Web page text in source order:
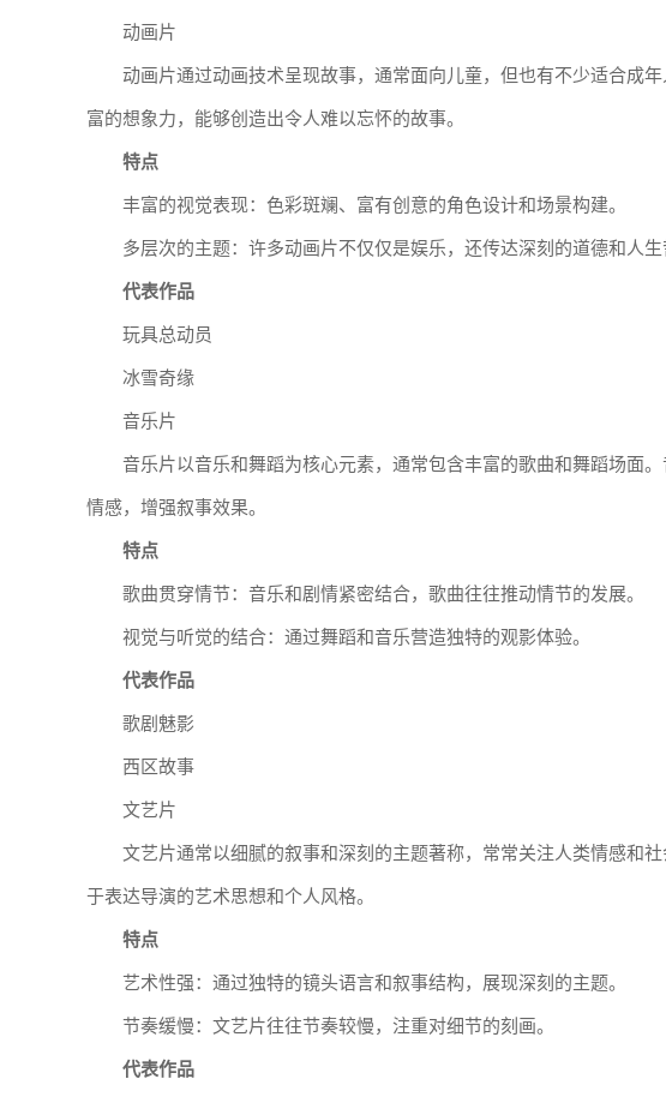
动画片
动画片通过动画技术呈现故事，通常面向儿童，但也有不少适合成
富的想象力，能够创造出令人难以忘怀的故事。
特点
丰富的视觉表现：色彩斑斓、富有创意的角色设计和场景构建。
多层次的主题：许多动画片不仅仅是娱乐，还传达深刻的道德和人生
代表作品
玩具总动员
冰雪奇缘
音乐片
音乐片以音乐和舞蹈为核心元素，通常包含丰富的歌曲和舞蹈场面
情感，增强叙事效果。
特点
歌曲贯穿情节：音乐和剧情紧密结合，歌曲往往推动情节的发展。
视觉与听觉的结合：通过舞蹈和音乐营造独特的观影体验。
代表作品
歌剧魅影
西区故事
文艺片
文艺片通常以细腻的叙事和深刻的主题著称，常常关注人类情感和
于表达导演的艺术思想和个人风格。
特点
艺术性强：通过独特的镜头语言和叙事结构，展现深刻的主题。
节奏缓慢：文艺片往往节奏较慢，注重对细节的刻画。
代表作品